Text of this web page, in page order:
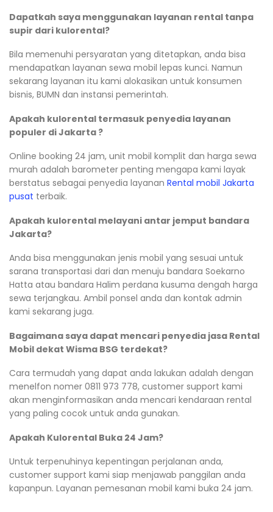
Dapatkah saya menggunakan layanan rental tanpa
supir dari kulorental?
Bila memenuhi persyaratan yang ditetapkan, anda bisa
mendapatkan layanan sewa mobil lepas kunci. Namun
sekarang layanan itu kami alokasikan untuk konsumen
bisnis, BUMN dan instansi pemerintah.
Apakah kulorental termasuk penyedia layanan
populer di Jakarta ?
Online booking 24 jam, unit mobil komplit dan harga sewa
murah adalah barometer penting mengapa kami layak
berstatus sebagai penyedia layanan Rental mobil Jakarta
pusat terbaik.
Apakah kulorental melayani antar jemput bandara
Jakarta?
Anda bisa menggunakan jenis mobil yang sesuai untuk
sarana transportasi dari dan menuju bandara Soekarno
Hatta atau bandara Halim perdana kusuma dengah harga
sewa terjangkau. Ambil ponsel anda dan kontak admin
kami sekarang juga.
Bagaimana saya dapat mencari penyedia jasa Rental
Mobil dekat Wisma BSG terdekat?
Cara termudah yang dapat anda lakukan adalah dengan
menelfon nomer 0811 973 778, customer support kami
akan menginformasikan anda mencari kendaraan rental
yang paling cocok untuk anda gunakan.
Apakah Kulorental Buka 24 Jam?
Untuk terpenuhinya kepentingan perjalanan anda,
customer support kami siap menjawab panggilan anda
kapanpun. Layanan pemesanan mobil kami buka 24 jam.